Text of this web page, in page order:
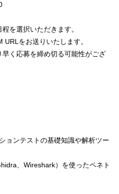
を選択いただきます。
をお送りいたします。
く応募を締め切る可能性がござ
ョンテストの基礎知識や解析ツー
、Wireshark）を使ったペネト